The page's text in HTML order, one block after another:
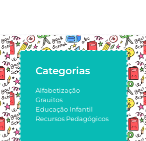
Categorias
Alfabetização
Grauitos
Educação Infantil
Recursos Pedagógicos